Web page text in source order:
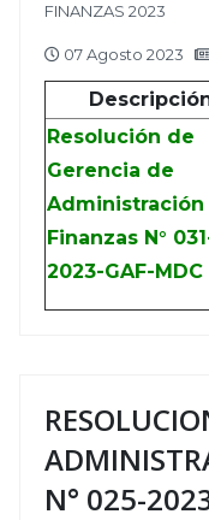
FINANZAS 2023
07 Agosto 2023
Resolución de
Gerencia de
Administración
Finanzas N°
2023-GAF-MDC
N° 025-